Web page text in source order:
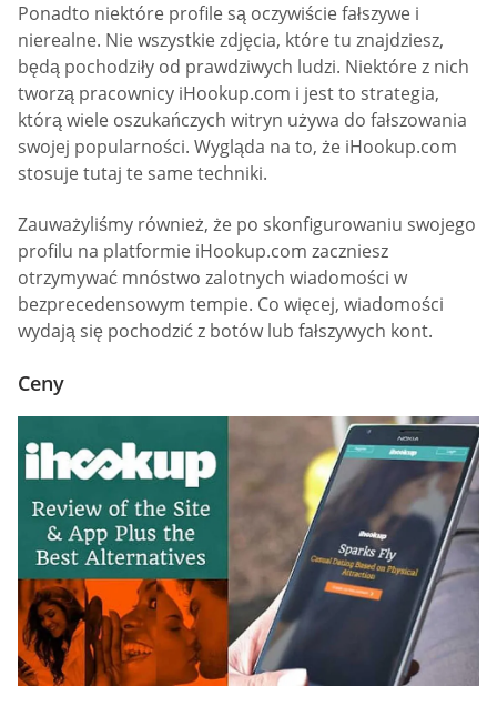
Ponadto niektóre profile są oczywiście fałszywe i
nierealne. Nie wszystkie zdjęcia, które tu znajdziesz,
będą pochodziły od prawdziwych ludzi. Niektóre z nich
tworzą pracownicy iHookup.com i jest to strategia,
którą wiele oszukańczych witryn używa do fałszowania
swojej popularności. Wygląda na to, że iHookup.com
stosuje tutaj te same techniki.
Zauważyliśmy również, że po skonfigurowaniu swojego
profilu na platformie iHookup.com zaczniesz
otrzymywać mnóstwo zalotnych wiadomości w
bezprecedensowym tempie. Co więcej, wiadomości
wydają się pochodzić z botów lub fałszywych kont.
Ceny